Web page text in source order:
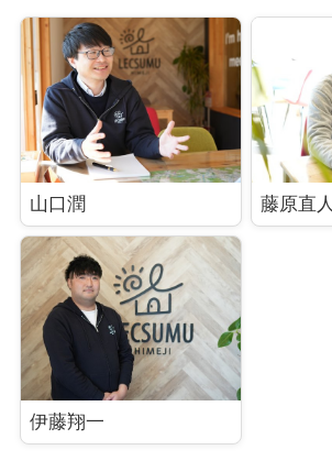
山口潤 藤原直人
伊藤翔一